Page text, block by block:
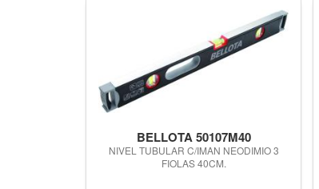
BELLOTA 50107M40
NIVEL TUBULAR C/IMAN NEODIMIO 3
FIOLAS 40CM.